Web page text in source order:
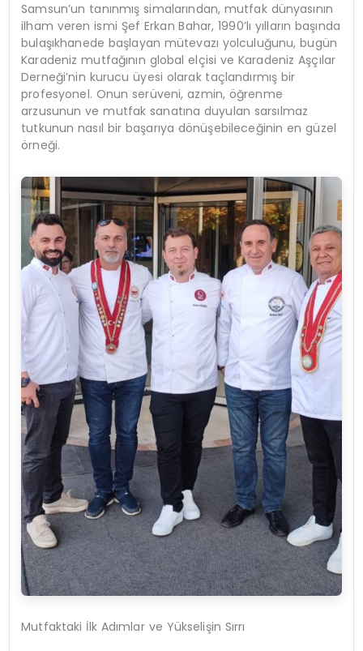
Samsun’un tanınmış simalarından, mutfak dünyasının
ilham veren ismi Şef Erkan Bahar, 1990’lı yılların başında
bulaşıkhanede başlayan mütevazı yolculuğunu, bugün
Karadeniz mutfağının global elçisi ve Karadeniz Aşçılar
Derneği’nin kurucu üyesi olarak taçlandırmış bir
profesyonel. Onun serüveni, azmin, öğrenme
arzusunun ve mutfak sanatına duyulan sarsılmaz
tutkunun nasıl bir başarıya dönüşebileceğinin en güzel
örneği.
Mutfaktaki İlk Adımlar ve Yükselişin Sırrı